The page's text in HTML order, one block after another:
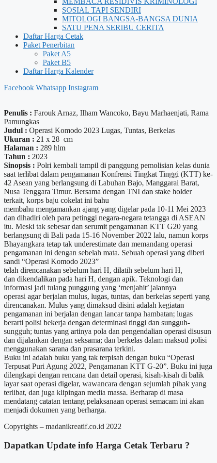
SOSIAL TAPI SENDIRI
MITOLOGI BANGSA-BANGSA DUNIA
SATU PENA SERIBU CERITA
Daftar Harga Cetak
Paket Penerbitan
Paket A5
Paket B5
Daftar Harga Kalender
Facebook Whatsapp Instagram
Penulis : Farouk Arnaz, Ilham Wancoko, Bayu Marhaenjati, Rama
Pamungkas
Judul : Operasi Komodo 2023 Lugas, Tuntas, Berkelas
Ukuran : 21 x 28 cm
Halaman : 289 hlm
Tahun : 2023
Sinopsis : Polri kembali tampil di panggung pemolisian kelas dunia
saat terlibat dalam pengamanan Konfrensi Tingkat Tinggi (KTT) ke-
42 Asean yang berlangsung di Labuhan Bajo, Manggarai Barat,
Nusa Tenggara Timur. Bersama dengan TNI dan stake holder
terkait, korps baju cokelat ini bahu
membahu mengamankan ajang yang digelar pada 10-11 Mei 2023
dan dihadiri oleh para petinggi negara-negara tetangga di ASEAN
itu. Meski tak sebesar dan serumit pengamanan KTT G20 yang
berlangsung di Bali pada 15-16 November 2022 lalu, namun korps
Bhayangkara tetap tak underestimate dan memandang operasi
pengamanan ini dengan sebelah mata. Sebuah operasi yang diberi
sandi “Operasi Komodo 2023”
telah direncanakan sebelum hari H, dilatih sebelum hari H,
dan dikendalikan pada hari H, dengan apik. Teknologi dan
informasi jadi tulang punggung yang ‘menjahit’ jalannya
operasi agar berjalan mulus, lugas, tuntas, dan berkelas seperti yang
direncanakan. Mulus yang dimaksud disini adalah kegiatan
pengamanan ini berjalan dengan lancar tanpa hambatan; lugas
berarti polisi bekerja dengan determinasi tinggi dan sungguh-
sungguh; tuntas yang artinya pola dan pengendalian operasi disusun
dan dijalankan dengan seksama; dan berkelas dalam maksud polisi
menggunakan sarana dan prasarana terkini.
Buku ini adalah buku yang tak terpisah dengan buku “Operasi
Terpusat Puri Agung 2022, Pengamanan KTT G-20”. Buku ini juga
dilengkapi dengan rencana dan detail operasi, kisah-kisah di balik
layar saat operasi digelar, wawancara dengan sejumlah pihak yang
terlibat, dan juga klipingan media massa. Berharap di masa
mendatang catatan tentang pelaksanaan operasi semacam ini akan
menjadi dokumen yang berharga.
Copyrights – madanikreatif.co.id 2022
Dapatkan Update info Harga Cetak Terbaru ?